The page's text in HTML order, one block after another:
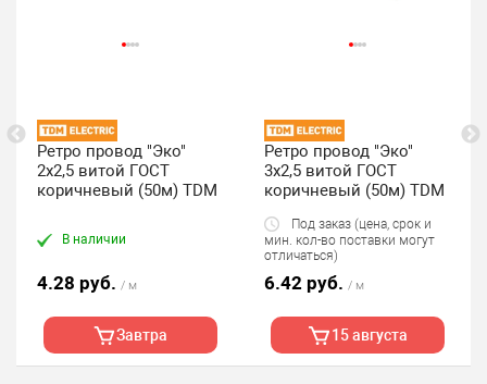
Ретро провод "Эко"
2х2,5 витой ГОСТ
коричневый (50м) TDM
В наличии
4.28 руб. / м
Завтра
Ретро провод "Эко"
3х2,5 витой ГОСТ
коричневый (50м) TDM
Под заказ (цена, срок и
мин. кол-во поставки могут
отличаться)
6.42 руб. / м
15 августа